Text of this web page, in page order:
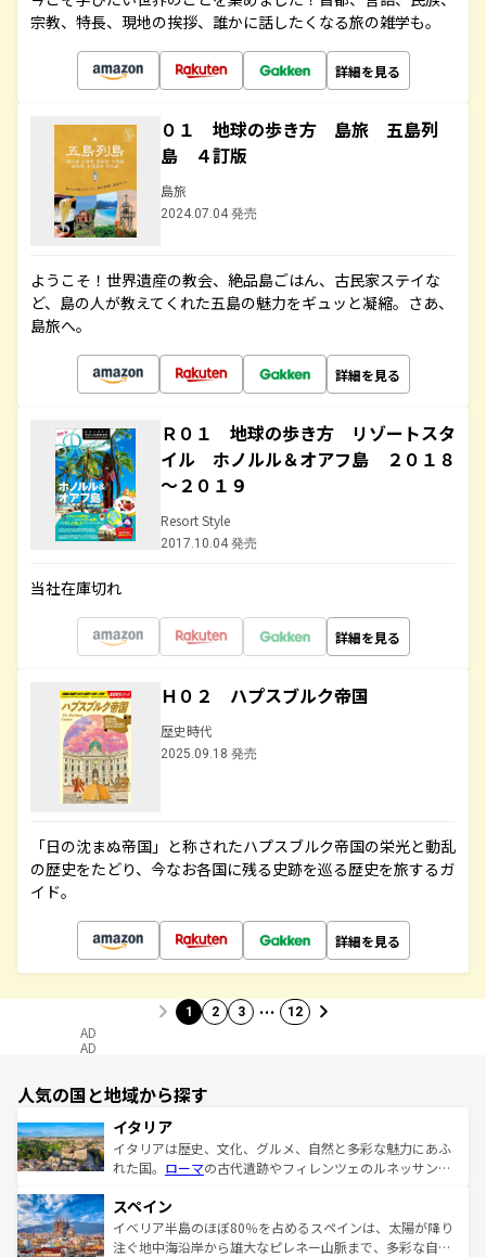
宗教、特長、現地の挨拶、誰かに話したくなる旅の雑学も。
詳細を見る
０１ 地球の歩き方 島旅 五島列
島 ４訂版
島旅
2024.07.04 発売
ようこそ！世界遺産の教会、絶品島ごはん、古民家ステイな
ど、島の人が教えてくれた五島の魅力をギュッと凝縮。さあ、
島旅へ。
詳細を見る
Ｒ０１ 地球の歩き方 リゾートスタ
イル ホノルル＆オアフ島 ２０１８
～２０１９
Resort Style
2017.10.04 発売
当社在庫切れ
詳細を見る
Ｈ０２ ハプスブルク帝国
歴史時代
2025.09.18 発売
「日の沈まぬ帝国」と称されたハプスブルク帝国の栄光と動乱
の歴史をたどり、今なお各国に残る史跡を巡る歴史を旅するガ
イド。
詳細を見る
1 2 3 … 12
AD
AD
人気の国と地域から探す
イタリア
イタリアは歴史、文化、グルメ、自然と多彩な魅力にあふ
れた国。 ローマの古代遺跡やフィレンツェのルネッサンス
ろん、トスカーナの美しい田園風景やアマルフィ海岸の絶
景など、自然景観も見逃せない。観光の合間には、本場の
ピザやパスタなど、絶品のイタリア料理を堪能することも
スペイン
イベリア半島のほぼ80％を占めるスペインは、太陽が降り
注ぐ地中海沿岸から雄大なピレネー山脈まで、多彩な自然